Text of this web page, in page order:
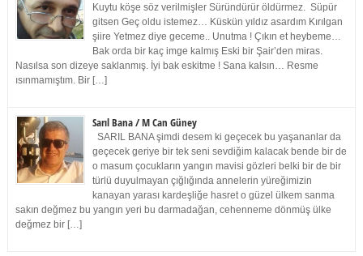
Kuytu köşe söz verilmişler Süründürür öldürmez. Süpür
gitsen Geç oldu istemez… Küskün yıldız asardım Kırılgan
şiire Yetmez diye geceme.. Unutma ! Çıkın et heybeme…
Bak orda bir kaç imge kalmış Eski bir Şair’den miras.
Nasılsa son dizeye saklanmış. İyi bak eskitme ! Sana kalsın… Resme
ısınmamıştım. Bir […]
Sarıl Bana / M Can Güney
SARIL BANA şimdi desem ki geçecek bu yaşananlar da
geçecek geriye bir tek seni sevdiğim kalacak bende bir de
o masum çocukların yangın mavisi gözleri belki bir de bir
türlü duyulmayan çığlığında annelerin yüreğimizin
kanayan yarası kardeşliğe hasret o güzel ülkem sanma
sakın değmez bu yangın yeri bu darmadağan, cehenneme dönmüş ülke
değmez bir […]